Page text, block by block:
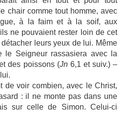
chair comme tout homme, avec
à la faim et à la soif, aux
ne pouvaient rester loin de cet
leurs yeux de lui. Même
le Seigneur rassasiera avec la
des poissons (Jn6,1 et suiv.) –
de voir combien, avec le Christ,
: il ne monte pas dans une
sur celle de Simon. Celui-ci